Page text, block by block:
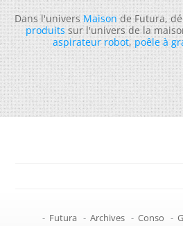
Dans l'universMaisonde Futura,
produitssur l'univers de la
aspirateur robot,poêle à
- Futura - Archives - Conso -